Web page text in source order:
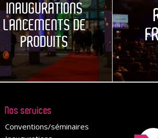
INAUGURATIONS
LANCEMENTS DE
PRODUITS
Nos services
Conventions/séminaires